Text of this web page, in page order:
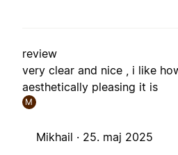
review
very clear and nice , i like
aesthetically pleasing it is
M
Mikhail · 25. maj 2025